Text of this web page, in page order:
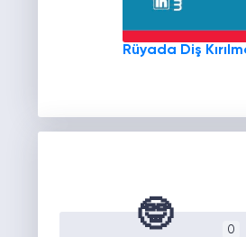
Rüyada Diş
0
🤓